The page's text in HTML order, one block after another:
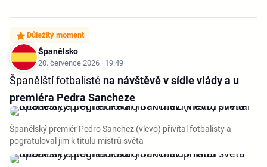
Důležitý moment
Španělsko
20. července 2026 · 19:49
Španělští fotbalisté na návštěvě v sídle vlády a u
premiéra Pedra Sancheze
Španělský premiér Pedro Sanchez (vlevo) přivítal fotbalisty a
pogratuloval jim k titulu mistrů světa